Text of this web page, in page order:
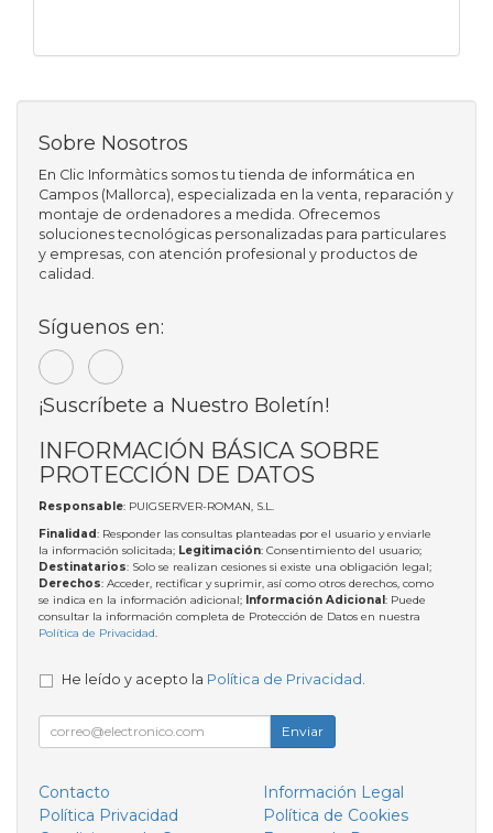
Sobre Nosotros
En Clic Informàtics somos tu tienda de informática en
Campos (Mallorca), especializada en la venta, reparación y
montaje de ordenadores a medida. Ofrecemos
soluciones tecnológicas personalizadas para particulares
y empresas, con atención profesional y productos de
calidad.
Síguenos en:
¡Suscríbete a Nuestro Boletín!
INFORMACIÓN BÁSICA SOBRE
PROTECCIÓN DE DATOS
Responsable: PUIGSERVER-ROMAN, S.L.
Finalidad: Responder las consultas planteadas por el usuario y enviarle
la información solicitada; Legitimación: Consentimiento del usuario;
Destinatarios: Solo se realizan cesiones si existe una obligación legal;
Derechos: Acceder, rectificar y suprimir, así como otros derechos, como
se indica en la información adicional; Información Adicional: Puede
consultar la información completa de Protección de Datos en nuestra
Política de Privacidad.
He leído y acepto la Política de Privacidad
Enviar
Contacto
Información Legal
Política Privacidad
Política de Cookies